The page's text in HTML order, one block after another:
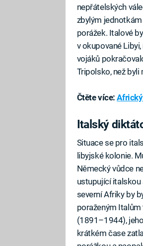
nepřátelských
zbylým
porážek. Italové
v okupované
vojáků
Tripolsko, než byli
Čtěte více:
Italský
Situace se pro
libyjské kolonie.
Německý vůdce
ustupující
severní Afriky by
poraženým
(1891–1944),
krátkém čase